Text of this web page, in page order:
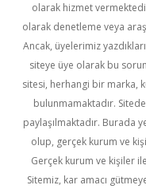
olarak hizmet
olarak denetleme veya
Ancak, üyelerimiz
siteye üye olarak bu
sitesi, herhangi bir marka,
bulunmamaktadır.
paylaşılmaktadır. Burada
olup, gerçek kurum ve
Gerçek kurum ve kişiler
Sitemiz, kar amacı